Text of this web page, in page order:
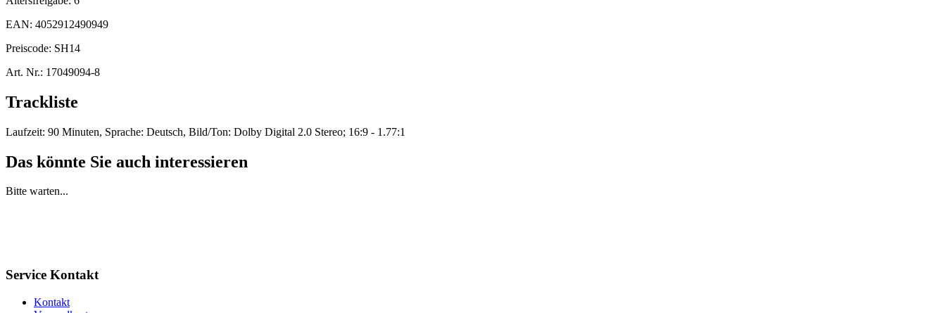
EAN: 4052912490949
Preiscode: SH14
Art. Nr.: 17049094-8
Trackliste
Laufzeit: 90 Minuten, Sprache: Deutsch, Bild/Ton: Dolby Digital 2.0 Stereo; 16:9 - 1.77:1
Das könnte Sie auch interessieren
Bitte warten...
Service Kontakt
Kontakt